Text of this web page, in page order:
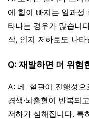
에 힘이 빠지는 일과성
타나는 경우가 많습니
작, 인지 저하로도 나
Q: 재발하면 더 위험
A: 네. 혈관이 진행성
경색·뇌출혈이 반복되
저하가 심해집니다. 특